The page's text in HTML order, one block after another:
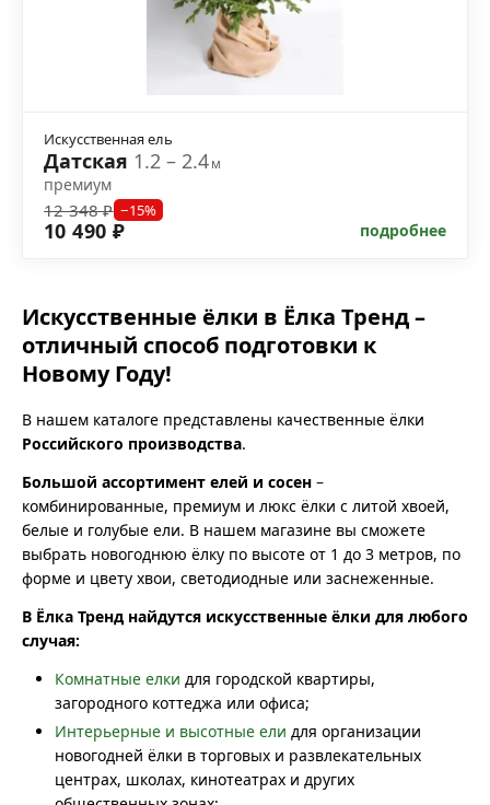
Искусственная ель
Датская 1.2 – 2.4м
премиум
12 348 ₽ −15%
10 490 ₽ подробнее
Искусственные ёлки в Ёлка Тренд –
отличный способ подготовки к
Новому Году!
В нашем каталоге представлены качественные ёлки
Российского производства.
Большой ассортимент елей и сосен –
комбинированные, премиум и люкс ёлки с литой хвоей,
белые и голубые ели. В нашем магазине вы сможете
выбрать новогоднюю ёлку по высоте от 1 до 3 метров, по
форме и цвету хвои, светодиодные или заснеженные.
В Ёлка Тренд найдутся искусственные ёлки для любого
случая:
Комнатные елки для городской квартиры,
загородного коттеджа или офиса;
Интерьерные и высотные ели для организации
новогодней ёлки в торговых и развлекательных
центрах, школах, кинотеатрах и других